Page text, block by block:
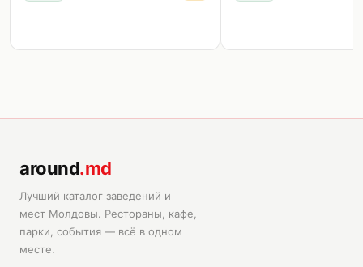
around.md
Лучший каталог заведений и
мест Молдовы. Рестораны, кафе,
парки, события — всё в одном
месте.